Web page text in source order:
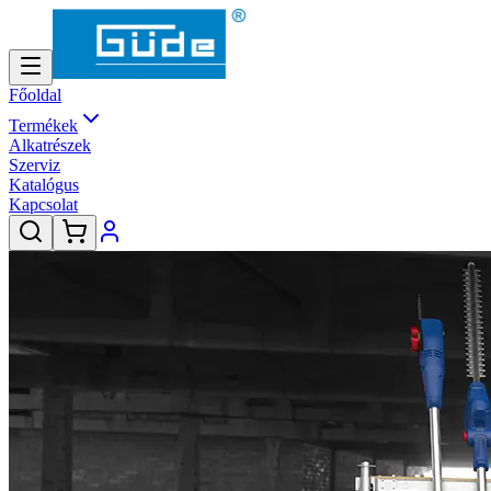
Főoldal
Termékek
Alkatrészek
Szerviz
Katalógus
Kapcsolat